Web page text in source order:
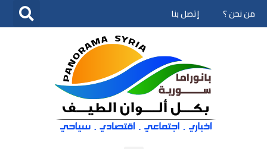
تخطى
من نحن ؟ إتصل بنا